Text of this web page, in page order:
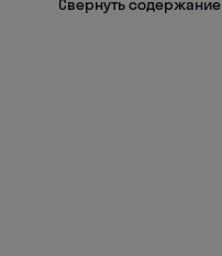
Свернуть содержание